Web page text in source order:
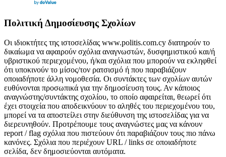
Πολιτική Δημοσίευσης Σχολίων
Οι ιδιοκτήτες της ιστοσελίδας www.politis.com.cy διατηρούν το
δικαίωμα να αφαιρούν σχόλια αναγνωστών, δυσφημιστικού και/ή
υβριστικού περιεχομένου, ή/και σχόλια που μπορούν να εκληφθεί
ότι υποκινούν το μίσος/τον ρατσισμό ή που παραβιάζουν
οποιαδήποτε άλλη νομοθεσία. Οι συντάκτες των σχολίων αυτών
ευθύνονται προσωπικά για την δημοσίευση τους. Αν κάποιος
αναγνώστης/συντάκτης σχολίου, το οποίο αφαιρείται, θεωρεί ότι
έχει στοιχεία που αποδεικνύουν το αληθές του περιεχομένου του,
μπορεί να τα αποστείλει στην διεύθυνση της ιστοσελίδας για να
διερευνηθούν. Προτρέπουμε τους αναγνώστες μας να κάνουν
report / flag σχόλια που πιστεύουν ότι παραβιάζουν τους πιο πάνω
κανόνες. Σχόλια που περιέχουν URL / links σε οποιαδήποτε
σελίδα, δεν δημοσιεύονται αυτόματα.